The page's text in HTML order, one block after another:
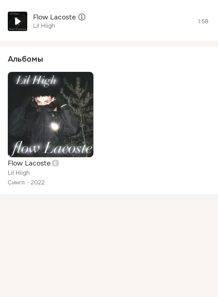
Flow Lacoste
Lil Hiigh
1:58
Альбомы
Flow Lacoste
Lil Hiigh
Сингл
2022